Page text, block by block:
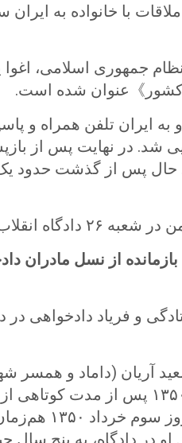
با خانواده به ایران
جمهوری اسلامی،
کشور》عنوان شده است.
به ایران تلفن همراه و
شد. در نهایت پس از
حال پس از گذشت حدود
از نسل مادران
و فریاد دادخواهی در
آریان (داماد و همسر
چریک‌های فدایی خلق، در اسفند
شهین توکلی
او در دادگاه، به پنج